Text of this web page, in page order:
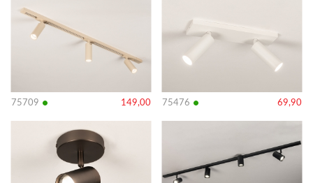
75709 • 149,00
details
75476 • 69,90
Bekijk
Bekijk